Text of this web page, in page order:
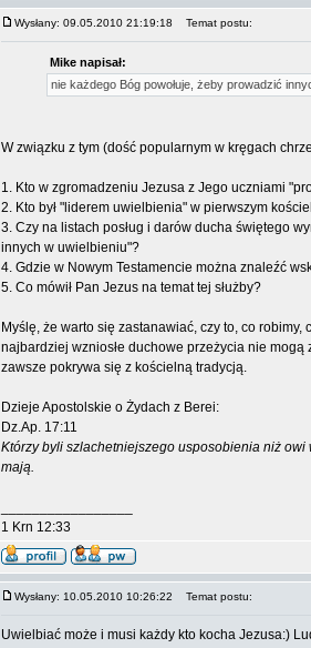
Wysłany: 09.05.2010 21:19:18 Temat postu:
Mike napisał:
nie każdego Bóg powołuje, żeby prowadzić
W związku z tym (dość popularnym w kręgach
1. Kto w zgromadzeniu Jezusa z Jego uczniami
2. Kto był "liderem uwielbienia" w pierwszym
3. Czy na listach posług i darów ducha świętego
innych w uwielbieniu"?
4. Gdzie w Nowym Testamencie można znaleźć
5. Co mówił Pan Jezus na temat tej służby?
Myślę, że warto się zastanawiać, czy to, co
najbardziej wzniosłe duchowe przeżycia nie
zawsze pokrywa się z kościelną tradycją.
Dzieje Apostolskie o Żydach z Berei:
Dz.Ap. 17:11
Którzy byli szlachetniejszego usposobienia niż owi
mają.
1 Krn 12:33
Wysłany: 10.05.2010 10:26:22 Temat postu:
Uwielbiać może i musi każdy kto kocha Jezusa:)